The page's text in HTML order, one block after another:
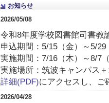
お知らせ
2026/05/08
令和8年度学校図書館司書教
申込期間：5/15（金）～5/29
実施期間：7/16（木）～8/7
実施場所：筑波キャンパス
詳細(PDF)にアクセスし、ご
2026/04/28